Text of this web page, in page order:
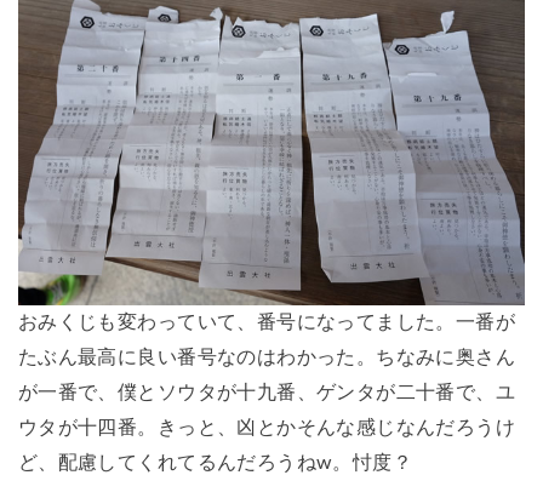
おみくじも変わっていて、番号になってました。一番が
たぶん最高に良い番号なのはわかった。ちなみに奥さん
が一番で、僕とソウタが十九番、ゲンタが二十番で、ユ
ウタが十四番。きっと、凶とかそんな感じなんだろうけ
ど、配慮してくれてるんだろうねw。忖度？